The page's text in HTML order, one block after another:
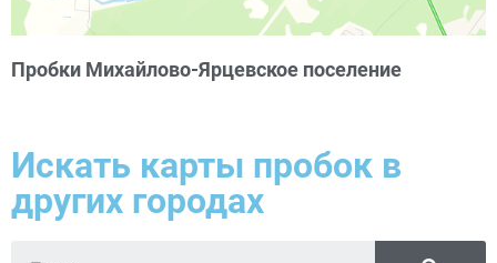
Пробки Михайлово-Ярцевское поселение
Искать карты пробок в
других городах